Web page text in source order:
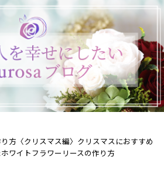
方〈クリスマス編〉クリスマスにおすすめ
ワイトフラワーリースの作り方